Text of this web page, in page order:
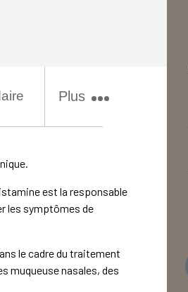
Plus
est la responsable
les symptômes de
le cadre du traitement
muqueuse nasales, des